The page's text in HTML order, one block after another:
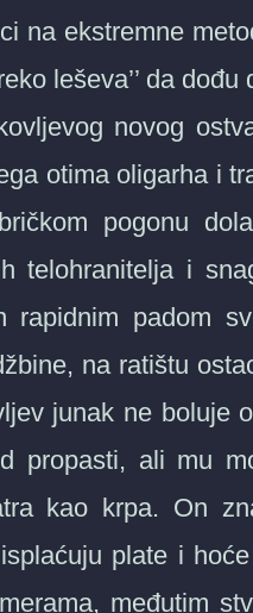
na ekstremne
leševa’’ da
novog
otima oligarha i
pogonu
telohranitelja i
rapidnim padom
na ratištu
junak ne boluje
propasti, ali mu
kao krpa. On
plate i
međutim